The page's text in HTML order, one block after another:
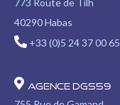
40290 Habas
+33 (0)5 24 37 00 65
Agence DGS59